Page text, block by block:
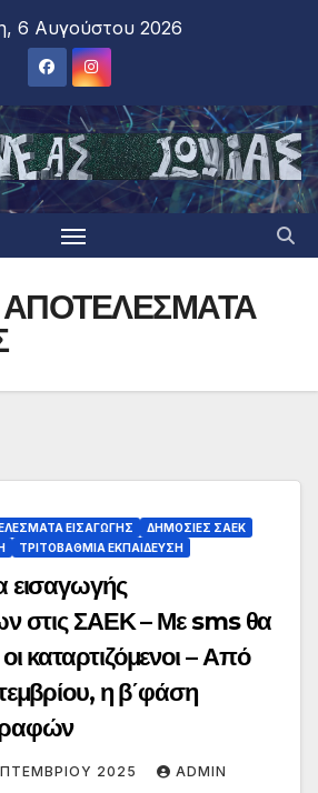
6 Αυγούστου 2026
ΑΠΟΤΕΛΕΣΜΑΤΑ
ΕΙΣΑΓΩΓΗΣ
ΔΗΜΟΣΙΕΣ ΣΑΕΚ
ΤΡΙΤΟΒΑΘΜΙΑ ΕΚΠΑΙΔΕΥΣΗ
εισαγωγής
στις ΣΑΕΚ – Με sms θα
καταρτιζόμενοι – Από
η β΄φάση
2025 ADMIN